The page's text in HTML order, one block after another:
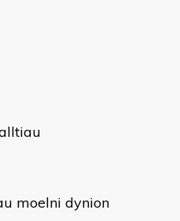
moelni dynion